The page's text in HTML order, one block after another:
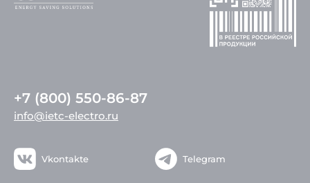
+7 (800) 550-86-87
info@ietc-electro.ru
Vkontakte Telegram